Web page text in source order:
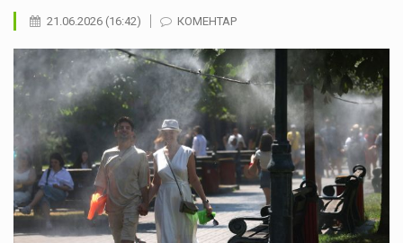
21.06.2026 (16:42) КОМЕНТАР